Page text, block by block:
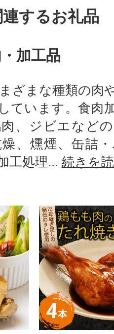
たたき
ロ
するお礼品
加工品
ざまな種類の肉
ています。食肉
、ジビエなど
、燻煙、缶詰
工処理... 続きを